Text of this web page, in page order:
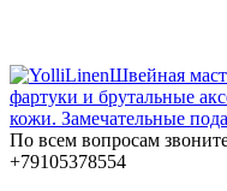
Швейная
фартуки и брутальные
кожи. Замечательные
По всем вопросам
+79105378554